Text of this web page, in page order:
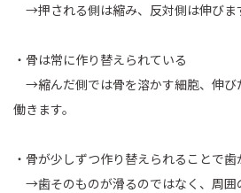
→押される側は縮み、反対側は伸びま
・骨は常に作り替えられている
→縮んだ側では骨を溶かす細胞、伸び
働きます。
・骨が少しずつ作り替えられることで歯
→歯そのものが滑るのではなく、周囲